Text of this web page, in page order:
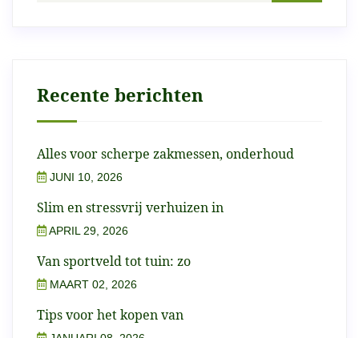
Recente berichten
Alles voor scherpe zakmessen, onderhoud
JUNI 10, 2026
Slim en stressvrij verhuizen in
APRIL 29, 2026
Van sportveld tot tuin: zo
MAART 02, 2026
Tips voor het kopen van